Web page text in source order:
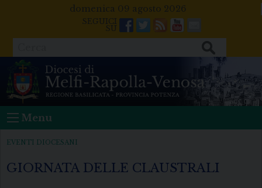
domenica 09 agosto 2026
Facebook
Twitter
FeedsYoutube
Mail
Menu
EVENTI DIOCESANI
GIORNATA DELLE CLAUSTRALI